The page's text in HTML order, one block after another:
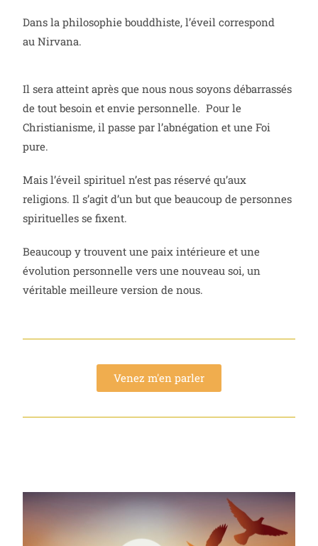
Dans la philosophie bouddhiste, l’éveil correspond
au Nirvana.
Il sera atteint après que nous nous soyons débarrassés
de tout besoin et envie personnelle. Pour le
Christianisme, il passe par l’abnégation et une Foi
pure.
Mais l’éveil spirituel n’est pas réservé qu’aux
religions. Il s’agit d’un but que beaucoup de personnes
spirituelles se fixent.
Beaucoup y trouvent une paix intérieure et une
évolution personnelle vers une nouveau soi, un
véritable meilleure version de nous.
Venez m'en parler